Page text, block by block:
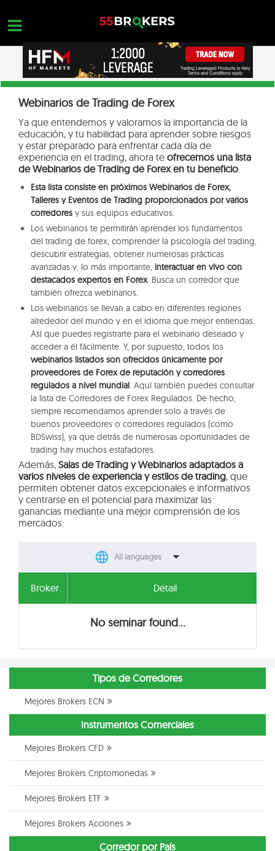
content
HOGAR
FORMACIÓN EN FOREX
FORMACIÓN EN FOREX
CONSULTAS DE OPERACIONES
CONTACTA
ABRIR UNA CUENTA GRATUITA
Nothing found...
Webinarios de Trading de Forex
Ya que entendemos y valoramos la importancia de la
educación, y tu habilidad para aprender sobre riesgos
y estar preparado para enfrentar cada día de
experiencia en el trading, ahora te ofrecemos una lista
de Webinarios de Trading de Forex en tu beneficio.
Esta lista consiste en próximos Webinarios de Forex,
Talleres y Eventos de Trading proporcionados por varios
corredores y sus equipos educativos.
Los webinarios te permitirán aprender los fundamentos
del trading de forex, comprender la psicología del trading,
descubrir estrategias, obtener numerosas prácticas
avanzadas y, lo más importante, interactuar en vivo con
destacados expertos en Forex. Busca un corredor que
también ofrezca webinarios.
Los webinarios se llevan a cabo en diferentes regiones
alrededor del mundo y en el idioma que mejor entiendas.
Así que puedes registrarte para el webinario deseado y
acceder a él fácilmente. Y, por supuesto, todos los
webinarios listados son ofrecidos únicamente por
proveedores de Forex de reputación y corredores
regulados a nivel mundial. Aquí también puedes consultar
la lista de Corredores de Forex Regulados. De hecho,
siempre recomendamos aprender solo a través de
buenos proveedores o corredores regulados (como
BDSwiss), ya que detrás de numerosas oportunidades de
trading hay muchos estafadores.
Además, Salas de Trading y Webinarios adaptados a
varios niveles de experiencia y estilos de trading, que
permiten obtener datos excepcionales e informativos
y centrarse en el potencial para maximizar las
ganancias mediante una mejor comprensión de los
mercados.
All languages
Broker Detail
No seminar found...
Tipos de Corredores
Mejores Brokers ECN
Instrumentos Comerciales
Mejores Brokers CFD
Mejores Brokers Criptomonedas
Mejores Brokers ETF
Mejores Brokers Acciones
Corredor por País